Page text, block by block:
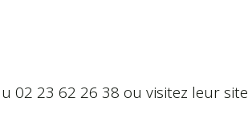
02 23 62 26 38 ou visitez leur site